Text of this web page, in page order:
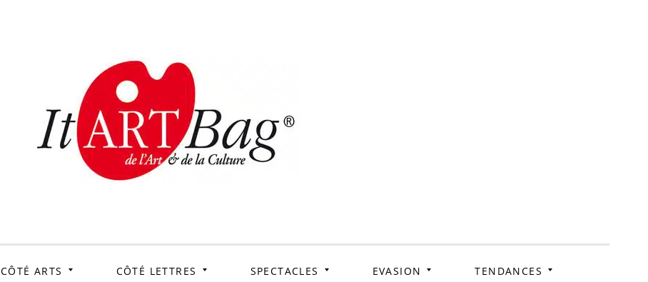
ItArtBag
CÔTÉ ARTS CÔTÉ LETTRES SPECTACLES EVASION TENDANCES